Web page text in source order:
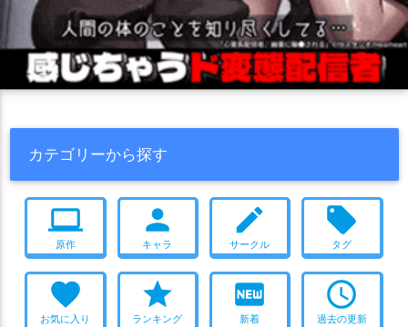
カテゴリーから探す
computer
原作
person
キャラ
create
サークル
local_offer
タグ
favorite
お気に入り
star
ランキング
fiber_new
新着
access_time
過去の更新